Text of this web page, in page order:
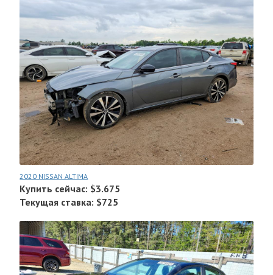
2020 NISSAN ALTIMA
Купить сейчас: $3.675
Текущая ставка: $725